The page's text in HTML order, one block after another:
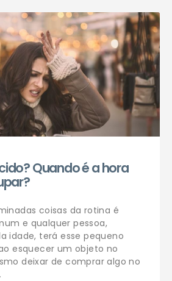
Quando é a hora
coisas da rotina é
e qualquer pessoa,
idade, terá esse pequeno
esquecer um objeto no
deixar de comprar algo no